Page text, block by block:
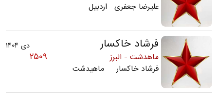
علیرضا جعفری اردبیل
دی ۱۴۰۴ فرشاد خاکسار
۲۵۰۹
ماهدشت - البرز
فرشاد خاکسار ماهیدشت